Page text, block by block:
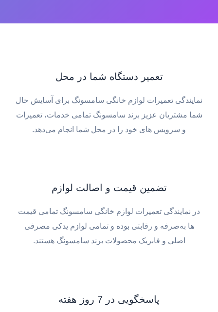
تعمیر دستگاه شما در محل
نمایندگی تعمیرات لوازم خانگی سامسونگ برای آسایش حال
شما مشتریان عزیز برند سامسونگ تمامی خدمات، تعمیرات
و سرویس های خود را در محل شما انجام می‌دهد.
تضمین قیمت و اصالت لوازم
در نمایندگی تعمیرات لوازم خانگی سامسونگ تمامی قیمت
ها به‌صرفه و رقابتی بوده و تمامی لوازم یدکی مصرفی
اصلی و فابریک محصولات برند سامسونگ هستند.
پاسخگویی در 7 روز هفته